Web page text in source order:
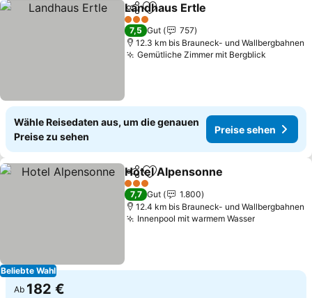
TeilenZu Favoriten hinzufügen
Landhaus Ertle
3 Sterne
7,5 Gut
757
12.3 km bis Brauneck- und Wallbergbahnen
Gemütliche Zimmer mit Bergblick
Wähle Reisedaten aus, um die genauen
Preise zu sehen
Preise sehen
Beliebte Wahl
TeilenZu Favoriten hinzufügen
Hotel Alpensonne
3 Sterne
7,7 Gut
1.800
12.4 km bis Brauneck- und Wallbergbahnen
Innenpool mit warmem WasserPreise
Ab 182 €